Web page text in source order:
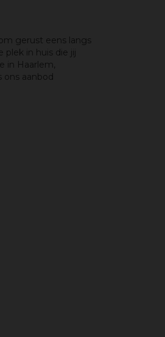
gerust eens langs
in huis die jij
in Haarlem,
ons aanbod